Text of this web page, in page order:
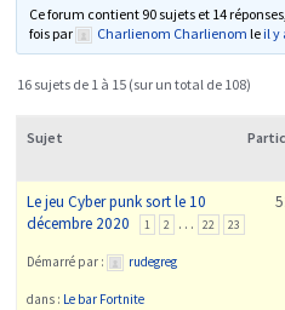
Ce forum contient 90 sujets et 14
fois par
Charlienom Charlienom le il y
16 sujets de 1 à 15 (sur un total de 108)
Sujet
Le jeu Cyber punk sort le 10
décembre 2020
1 2 … 22 23
Démarré par : rudegreg
dans : Le bar Fortnite